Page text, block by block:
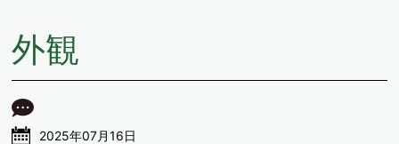
外観
2025年07月16日